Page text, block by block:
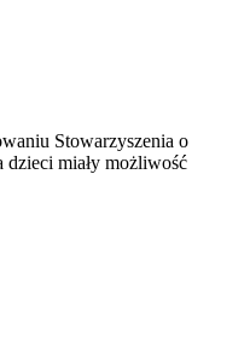
Stowarzyszenia o
dzieci miały możliwość